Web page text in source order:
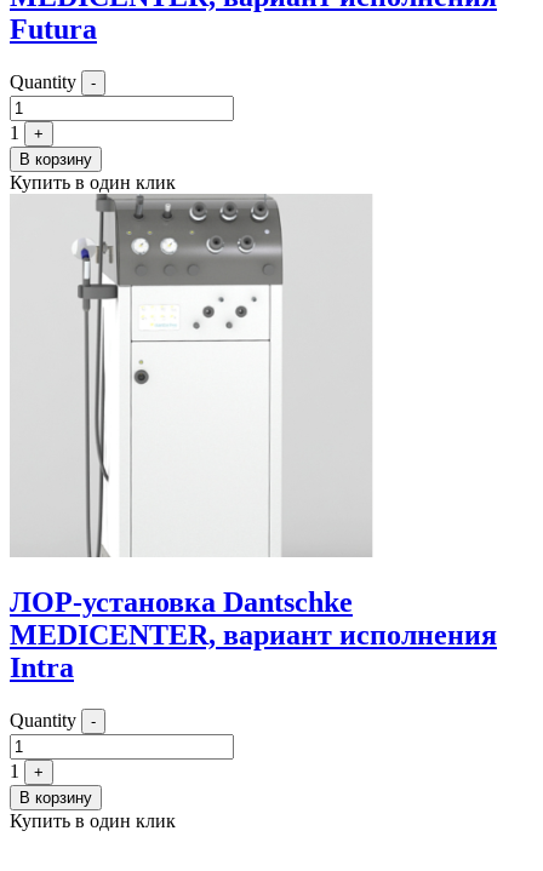
Futura
Quantity -
1
+
В корзину
Купить в один клик
ЛОР-установка Dantschke
MEDICENTER, вариант исполнения
Intra
Quantity -
1
+
В корзину
Купить в один клик